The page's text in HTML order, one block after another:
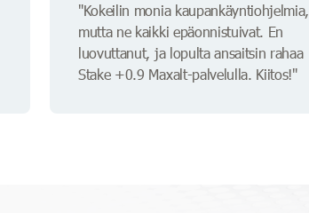
"Kokeilin monia kaupankäyntiohjelmia,
mutta ne kaikki epäonnistuivat. En
luovuttanut, ja lopulta ansaitsin rahaa
Stake +0.9 Maxalt-palvelulla. Kiitos!"